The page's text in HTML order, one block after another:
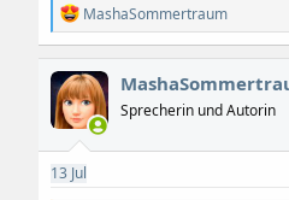
R
e
a
k
t
i
o
n
e
n
MashaSommertraum
Sprecherin und Autorin
13 Jul